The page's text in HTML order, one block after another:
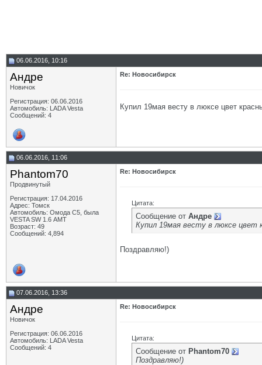
06.06.2016, 10:16
Андре
Новичок
Регистрация: 06.06.2016
Автомобиль: LADA Vesta
Сообщений: 4
Re: Новосибирск
Купил 19мая весту в люксе цвет
06.06.2016, 11:06
Phantom70
Продвинутый
Регистрация: 17.04.2016
Адрес: Томск
Автомобиль: Омода С5, была
VESTA SW 1.6 АМТ
Возраст: 49
Сообщений: 4,894
Re: Новосибирск
Цитата:
Сообщение от Андре
Купил 19мая весту в люксе цвет
Поздравляю!)
07.06.2016, 13:36
Андре
Новичок
Регистрация: 06.06.2016
Автомобиль: LADA Vesta
Сообщений: 4
Re: Новосибирск
Цитата:
Сообщение от Phantom70
Поздравляю!)